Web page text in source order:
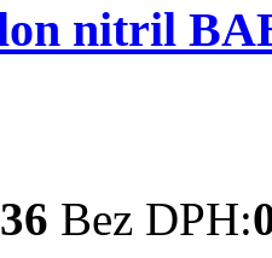
nitril
Bez DPH: